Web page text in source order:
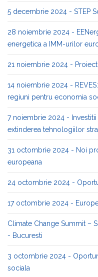
5 decembrie 2024 - STEP
28 noiembrie 2024 -
energetica a IMM-urilor
21 noiembrie 2024 -
14 noiembrie 2024 -
regiuni pentru economia
7 noiembrie 2024 -
extinderea tehnologiilor
31 octombrie 2024 - Noi
europeana
24 octombrie 2024 -
17 octombrie 2024 -
Climate Change Summit –
- Bucuresti
3 octombrie 2024 -
sociala